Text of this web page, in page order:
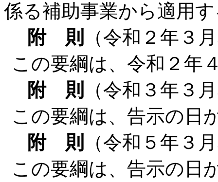
係る補助事業から適用
附 則
（令和２年３
この要綱は、令和２年
附 則
（令和３年３
この要綱は、告示の日
附 則
（令和５年３
この要綱は、告示の日